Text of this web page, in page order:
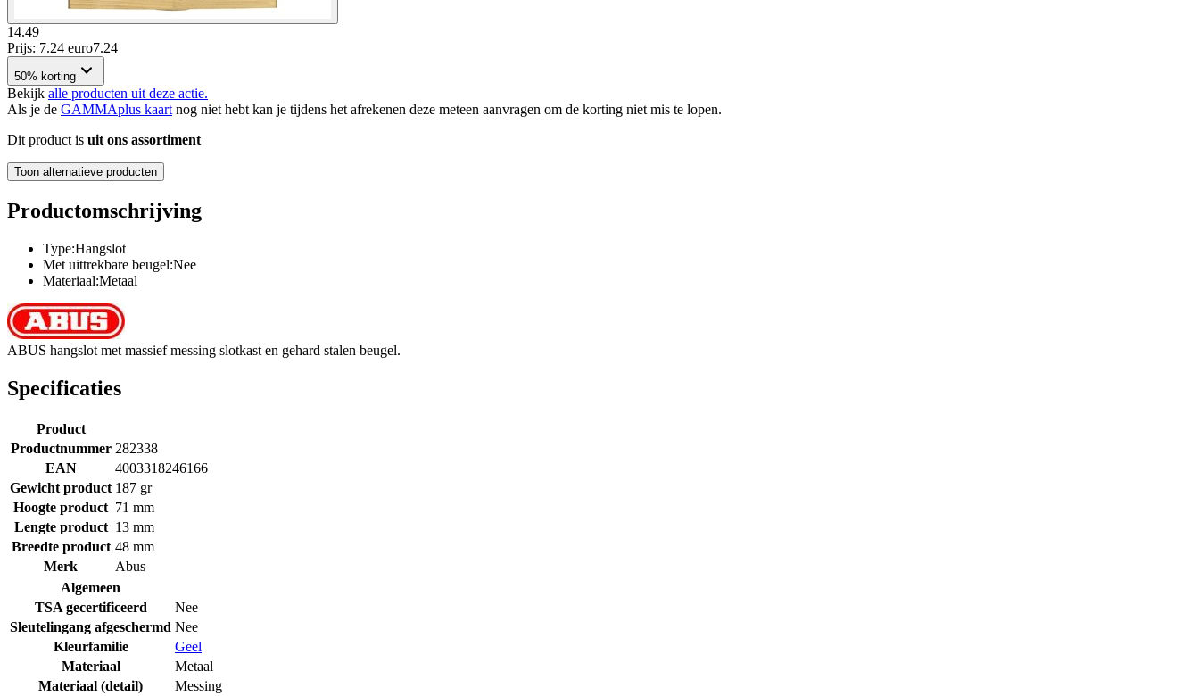
14.49
Prijs: 7.24 euro7.24
50% korting
Bekijk alle producten uit deze actie.
Als je de GAMMAplus kaart nog niet hebt kan je tijdens het afrekenen deze meteen aanvragen om de korting niet mis te lopen.
Dit product is uit ons assortiment
Toon alternatieve producten
Productomschrijving
Type:Hangslot
Met uittrekbare beugel:Nee
Materiaal:Metaal
ABUS hangslot met massief messing slotkast en gehard stalen beugel.
Specificaties
Product
Productnummer 282338
EAN
4003318246166
Gewicht product 187 gr
Hoogte product 71 mm
Lengte product 13 mm
Breedte product 48 mm
Merk
Abus
Algemeen
TSA gecertificeerd
Nee
Sleutelingang afgeschermd Nee
Kleurfamilie
Geel
Materiaal
Metaal
Materiaal (detail)
Messing